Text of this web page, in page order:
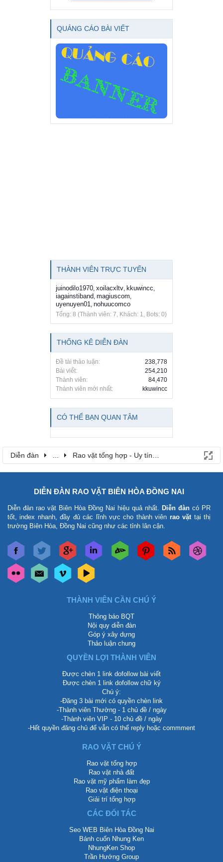
QUẢNG CÁO BÀI VIẾT
THÀNH VIÊN TRỰC TUYẾN
juinodilo1970 xoilacxltv kkuwincc
iagainstiband magiuscom
uyenuyen01 nohuucomco
Tổng: 8 (Thành viên: 7, Khách: 1, Bots: 0)
THỐNG KÊ DIỄN ĐÀN
Đề tài thảo luận:
238,778
Bài viết:
254,210
Thành viên:
84,470
Thành viên mới nhất:
kkuwincc
CÓ THỂ BẠN QUAN TÂM
Diễn đàn Rao vặt tổng hợp - Uy tín - Miễn phí
DIỄN ĐÀN RAO VẶT BIÊN HÒA ĐỒNG NAI
Diễn đàn rao vặt Biên Hòa Đồng Nai hiệu quả nhất. Diễn đàn có PR
tốt, index nhanh, đầy đủ các lĩnh vực cho thành viên rao vặt tại thị
trường Biên Hòa, Đồng Nai cũng như các tỉnh lân cận.
THÀNH VIÊN CẦN CHÚ Ý
Thông báo BQT
Nội quy diễn đàn
Góp ý xây dựng
Thảo luận chung
QUYỀN LỢI THÀNH VIÊN
Được chèn 1 link dofollow bài viết
Được chèn 1 link dofollow chữ ký
Chú ý:
-Đăng 3 bài mới có quyền chèn link
-Thành viên Thường - 1 chủ đề / ngày
-Thành viên VIP - 10 chủ đề / ngày
-Hết quyền đăng chủ để vẫn có thể reply hoặc commment
RAO VẶT CHÚ Ý
Rao vặt tổng hợp
Rao vặt nhà đất
Rao vặt mỹ phẩm làm đẹp
Rao vặt điện thoại
Giải trí tổng hợp
CÁC ĐỐI TÁC
Seo WEB Biên Hòa Đồng Nai
Bánh cuốn Nhung Ken
NhungKen Shop
Trần Hướng Group